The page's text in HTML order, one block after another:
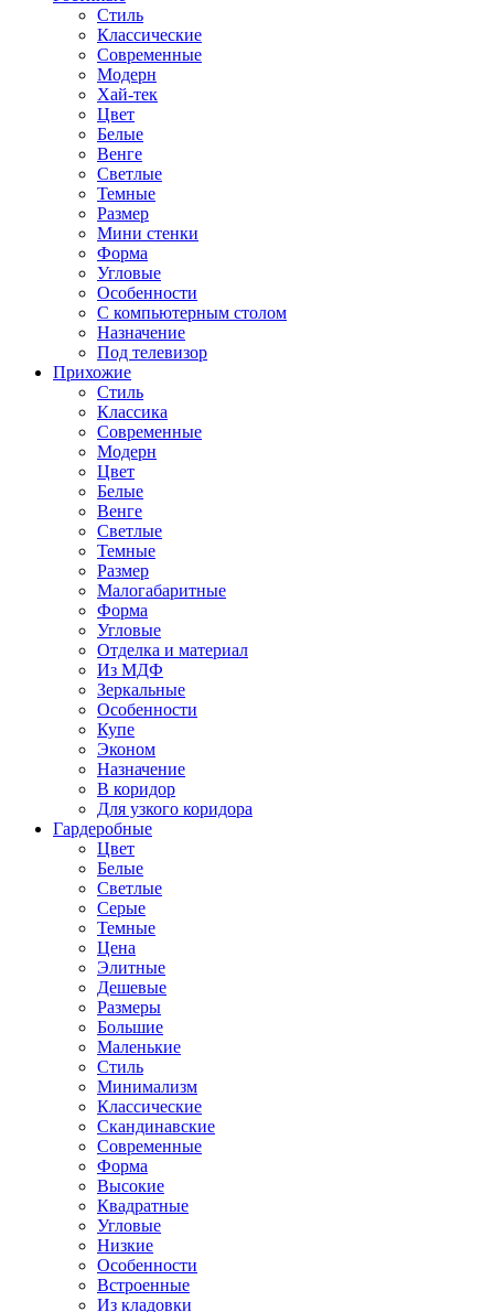
Стиль
Классические
Современные
Модерн
Хай-тек
Цвет
Белые
Венге
Светлые
Темные
Размер
Мини стенки
Форма
Угловые
Особенности
С компьютерным столом
Назначение
Под телевизор
Прихожие
Стиль
Классика
Современные
Модерн
Цвет
Белые
Венге
Светлые
Темные
Размер
Малогабаритные
Форма
Угловые
Отделка и материал
Из МДФ
Зеркальные
Особенности
Купе
Эконом
Назначение
В коридор
Для узкого коридора
Гардеробные
Цвет
Белые
Светлые
Серые
Темные
Цена
Элитные
Дешевые
Размеры
Большие
Маленькие
Стиль
Минимализм
Классические
Скандинавские
Современные
Форма
Высокие
Квадратные
Угловые
Низкие
Особенности
Встроенные
Из кладовки